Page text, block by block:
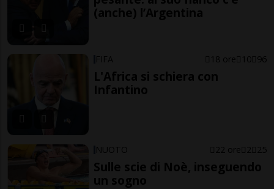
(anche) l’Argentina
FIFA 18 ore 10 96
L'Africa si schiera con
Infantino
NUOTO 22 ore 2 25
Sulle scie di Noè, inseguendo
un sogno